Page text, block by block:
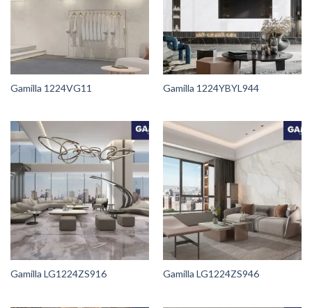
Gamilla 1224VG11 Gamilla 1224YBYL944
Gamilla LG1224ZS916 Gamilla LG1224ZS946